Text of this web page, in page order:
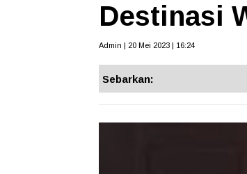
Destinasi
Admin | 20 Mei 2023 | 16:24
Sebarkan: